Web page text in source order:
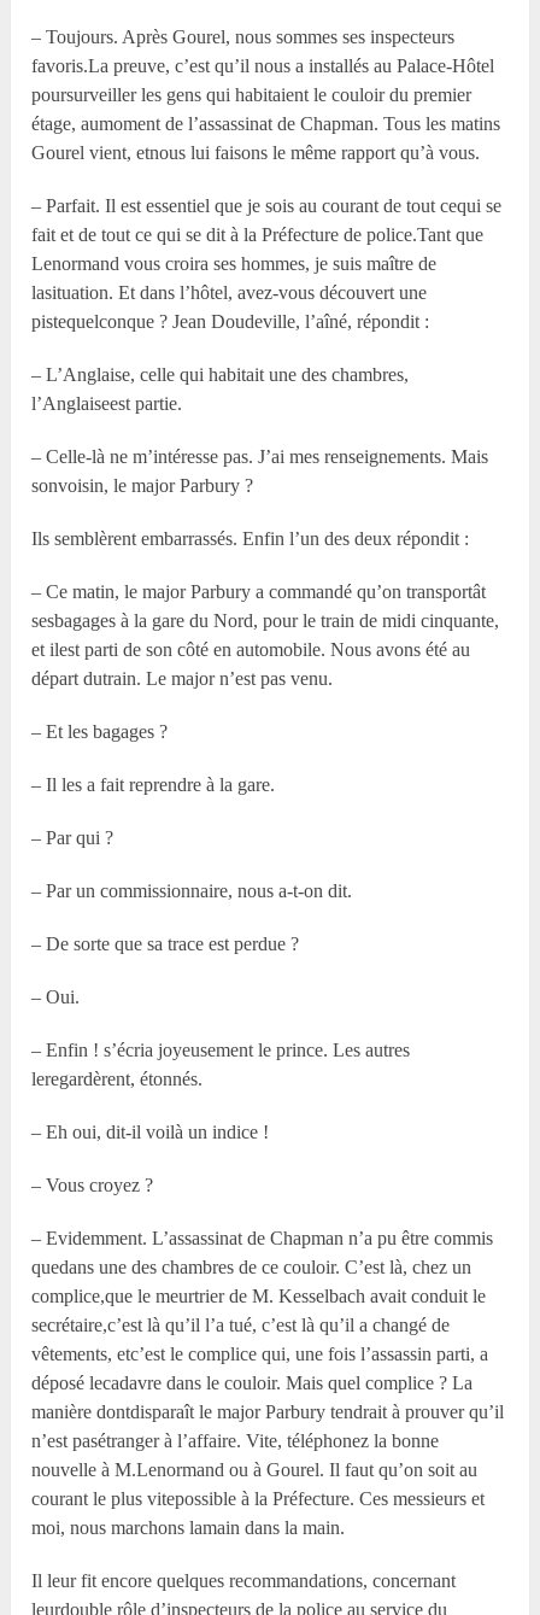
– Toujours. Après Gourel, nous sommes ses inspecteurs
favoris.La preuve, c’est qu’il nous a installés au Palace-Hôtel
poursurveiller les gens qui habitaient le couloir du premier
étage, aumoment de l’assassinat de Chapman. Tous les matins
Gourel vient, etnous lui faisons le même rapport qu’à vous.
– Parfait. Il est essentiel que je sois au courant de tout cequi se
fait et de tout ce qui se dit à la Préfecture de police.Tant que
Lenormand vous croira ses hommes, je suis maître de
lasituation. Et dans l’hôtel, avez-vous découvert une
pistequelconque ? Jean Doudeville, l’aîné, répondit :
– L’Anglaise, celle qui habitait une des chambres,
l’Anglaiseest partie.
– Celle-là ne m’intéresse pas. J’ai mes renseignements. Mais
sonvoisin, le major Parbury ?
Ils semblèrent embarrassés. Enfin l’un des deux répondit :
– Ce matin, le major Parbury a commandé qu’on transportât
sesbagages à la gare du Nord, pour le train de midi cinquante,
et ilest parti de son côté en automobile. Nous avons été au
départ dutrain. Le major n’est pas venu.
– Et les bagages ?
– Il les a fait reprendre à la gare.
– Par qui ?
– Par un commissionnaire, nous a-t-on dit.
– De sorte que sa trace est perdue ?
– Oui.
– Enfin ! s’écria joyeusement le prince. Les autres
leregardèrent, étonnés.
– Eh oui, dit-il voilà un indice !
– Vous croyez ?
– Evidemment. L’assassinat de Chapman n’a pu être commis
quedans une des chambres de ce couloir. C’est là, chez un
complice,que le meurtrier de M. Kesselbach avait conduit le
secrétaire,c’est là qu’il l’a tué, c’est là qu’il a changé de
vêtements, etc’est le complice qui, une fois l’assassin parti, a
déposé lecadavre dans le couloir. Mais quel complice ? La
manière dontdisparaît le major Parbury tendrait à prouver qu’il
n’est pasétranger à l’affaire. Vite, téléphonez la bonne
nouvelle à M.Lenormand ou à Gourel. Il faut qu’on soit au
courant le plus vitepossible à la Préfecture. Ces messieurs et
moi, nous marchons lamain dans la main.
Il leur fit encore quelques recommandations, concernant
leurdouble rôle d’inspecteurs de la police au service du